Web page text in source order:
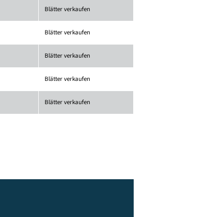
Blätter verkaufen
Blätter verkaufen
Blätter verkaufen
Blätter verkaufen
Blätter verkaufen